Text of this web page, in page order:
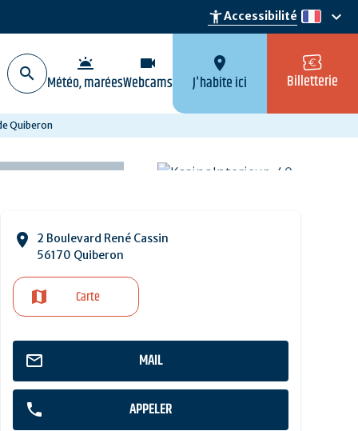
accessibility_newAccessibilité fr
keyboard_arrow_down
wb_twilight
Météo, marées
videocam
Webcams
location_on
J'habite ici Billetterie
Quiberon
2 Boulevard René Cassin
56170 Quiberon
Carte
MAIL
APPELER